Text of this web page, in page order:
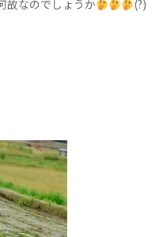
故なのでしょうか (?)